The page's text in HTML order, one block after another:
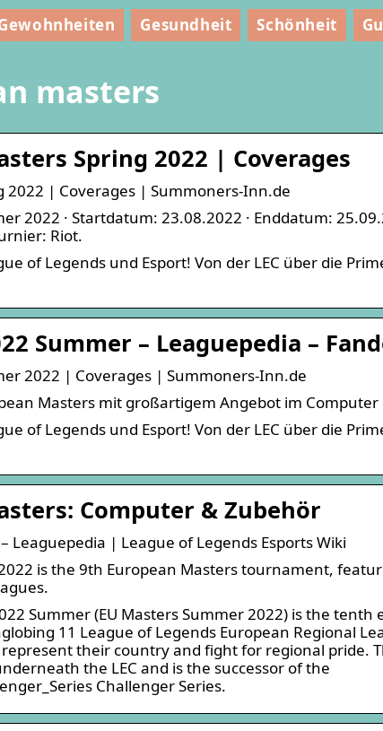
Gesundheit Schönheit
masters
Spring 2022 | Coverages
2022 | Coverages | Summoners-Inn.de
2022 · Startdatum: 23.08.2022 · Enddatum:
Riot.
of Legends und Esport! Von der LEC über die
Summer – Leaguepedia –
2022 | Coverages | Summoners-Inn.de
Masters mit großartigem Angebot im Computer
of Legends und Esport! Von der LEC über die
Computer & Zubehör
Leaguepedia | League of Legends Esports Wiki
is the 9th European Masters tournament,
Summer (EU Masters Summer 2022) is the
11 League of Legends European Regional
their country and fight for regional pride.
the LEC and is the successor of the
Challenger Series.